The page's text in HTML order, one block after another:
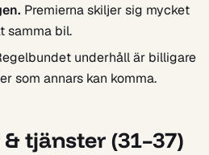
Premierna skiljer sig mycket
samma bil.
underhåll är billigare
som annars kan komma.
tjänster (31–37)